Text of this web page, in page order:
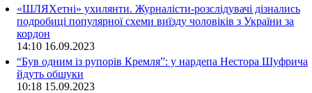
«ШЛЯХетні» ухилянти. Журналісти-розслідувачі дізнались
подробиці популярної схеми виїзду чоловіків з України за
кордон
14:10 16.09.2023
“Був одним із рупорів Кремля”: у нардепа Нестора Шуфрича
йдуть обшуки
10:18 15.09.2023